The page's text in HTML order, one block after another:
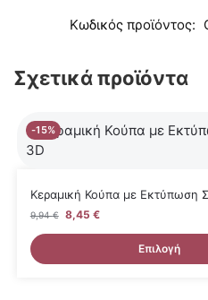
Κωδικός προϊόντος:
Σχετικά προϊόντα
-15%
Κεραμική Κούπα με Εκτύπωση
9,94€ 8,45 €
Επιλογή